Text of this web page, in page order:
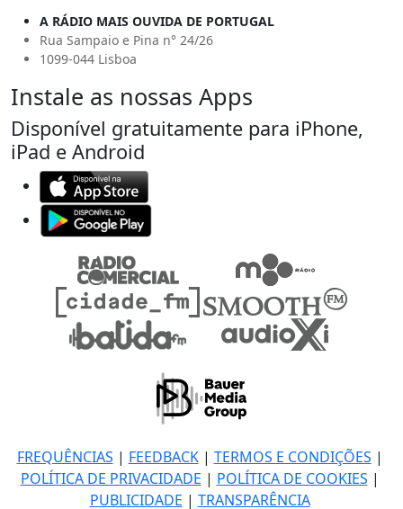
A RÁDIO MAIS OUVIDA DE PORTUGAL
Rua Sampaio e Pina n° 24/26
1099-044 Lisboa
Instale as nossas Apps
Disponível gratuitamente para iPhone,
iPad e Android
FREQUÊNCIAS | FEEDBACK| TERMOS E CONDIÇÕES |
POLÍTICA DE PRIVACIDADE | POLÍTICA DE COOKIES |
PUBLICIDADE | TRANSPARÊNCIA